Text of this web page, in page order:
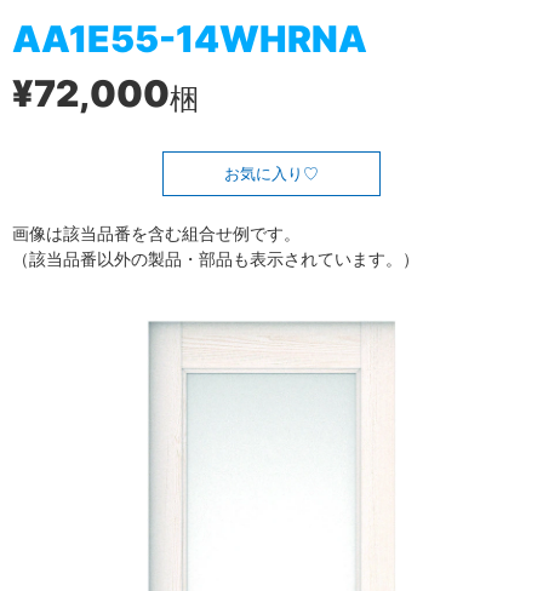
AA1E55-14WHRNA
¥72,000梱
お気に入り
画像は該当品番を含む組合せ例です。
（該当品番以外の製品・部品も表示されています。）